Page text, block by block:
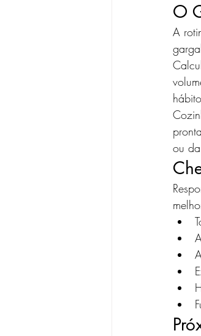
O
A
ou